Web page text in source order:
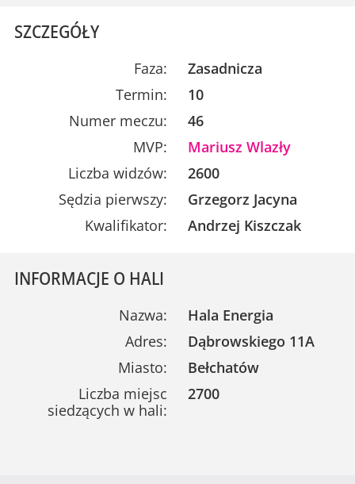
SZCZEGÓŁY
Faza:
Zasadnicza
Termin:
10
Numer meczu:
46
MVP:
Mariusz Wlazły
Liczba widzów:
2600
Sędzia pierwszy:
Grzegorz Jacyna
Kwalifikator:
Andrzej Kiszczak
INFORMACJE O HALI
Nazwa:
Hala Energia
Adres:
Dąbrowskiego 11A
Miasto:
Bełchatów
Liczba miejsc
siedzących w hali:
2700